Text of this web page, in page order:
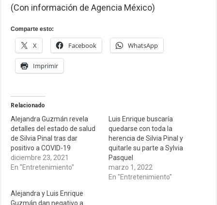
(Con información de Agencia México)
Comparte esto:
X Facebook WhatsApp
Imprimir
Relacionado
Alejandra Guzmán revela
detalles del estado de salud
de Silvia Pinal tras dar
positivo a COVID-19
diciembre 23, 2021
En "Entretenimiento"
Luis Enrique buscaría
quedarse con toda la
herencia de Silvia Pinal y
quitarle su parte a Sylvia
Pasquel
marzo 1, 2022
En "Entretenimiento"
Alejandra y Luis Enrique
Guzmán dan negativo a